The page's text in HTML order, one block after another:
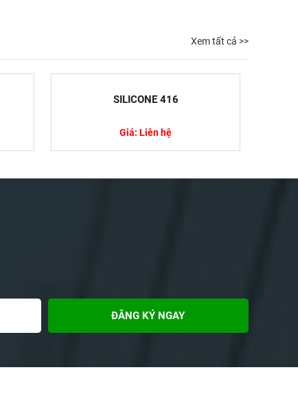
Xem tất cả >>
SILICONE 416
Giá: Liên hệ